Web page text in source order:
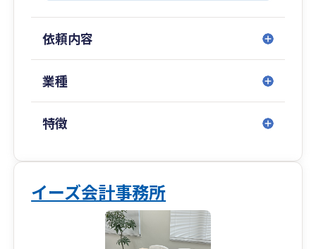
依頼内容
業種
特徴
イーズ会計事務所